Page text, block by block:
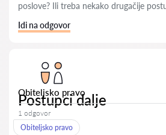
poslove? Ili treba nekako drugačije
Idi na odgovor
Obiteljsko pravo
Postupci dalje
1 odgovor
Obiteljsko pravo